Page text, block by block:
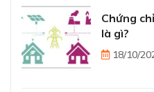
Chứng
là gì?
18/10/